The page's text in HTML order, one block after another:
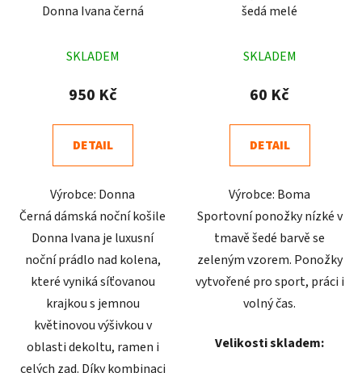
Donna Ivana černá
hodnocení
produktu
4,7
z
hvězdiček.
SKLADEM
950 Kč
DETAIL
Výrobce: Donna
Černá dámská noční košile
Donna Ivana je luxusní
noční prádlo nad kolena,
které vyniká síťovanou
krajkou s jemnou
květinovou výšivkou v
oblasti dekoltu, ramen i
celých zad. Díky kombinaci
šedá melé
hodnocení
produktu
5,0
z
hvězdiček.
SKLADEM
60 Kč
DETAIL
Výrobce: Boma
Sportovní ponožky nízké v
tmavě šedé barvě se
zeleným vzorem. Ponožky
vytvořené pro sport, práci i
volný čas.
Velikosti skladem: